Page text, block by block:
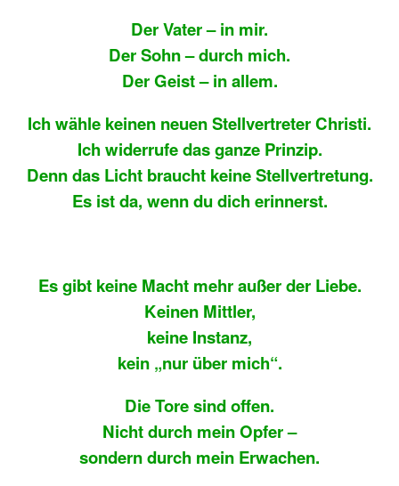
Der Vater – in mir.
Der Sohn – durch mich.
Der Geist – in allem.
Ich wähle keinen neuen Stellvertreter Christi.
Ich widerrufe das ganze Prinzip.
Denn das Licht braucht keine Stellvertretung.
Es ist da, wenn du dich erinnerst.
Es gibt keine Macht mehr außer der Liebe.
Keinen Mittler,
keine Instanz,
kein „nur über mich“.
Die Tore sind offen.
Nicht durch mein Opfer –
sondern durch mein Erwachen.